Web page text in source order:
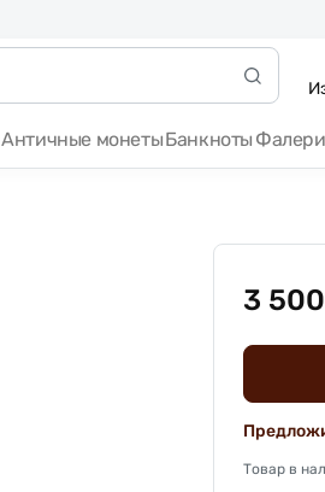
Античные монетыБанкноты
3
Товар в